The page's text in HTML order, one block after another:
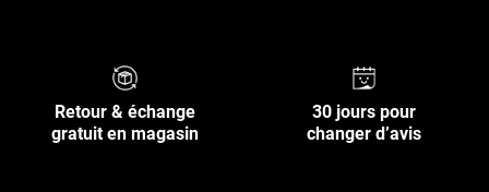
Retour & échange
gratuit en magasin
30 jours pour
changer d’avis